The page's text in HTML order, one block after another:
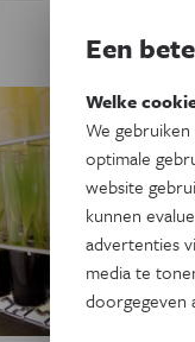
Een
Welke
We
optimale
website
kunnen
advertenties
media te
doorgegeven